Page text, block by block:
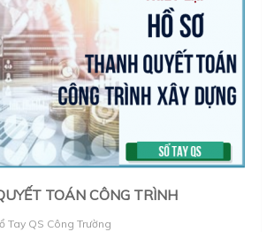
TOÁN CÔNG TRÌNH
Tay QS Công Trường